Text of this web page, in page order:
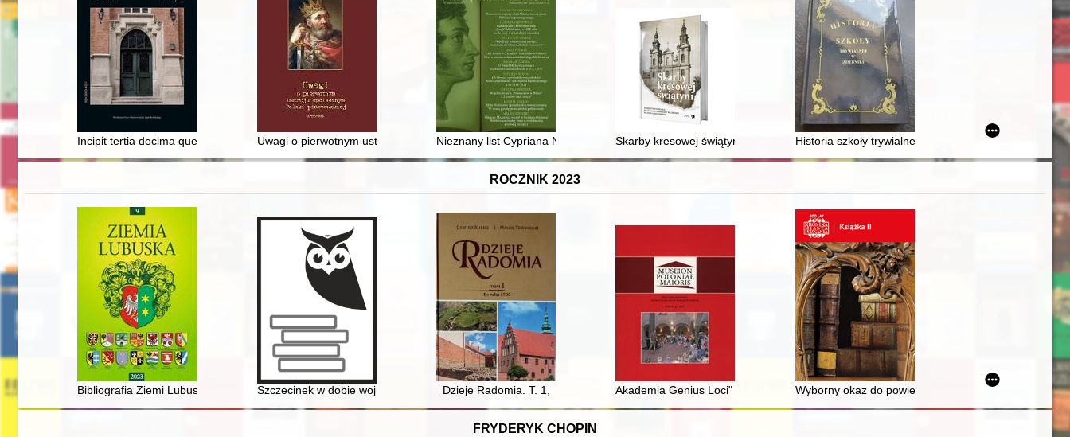
Incipit tertia decima que est de artificio zuchari - rozdział o sztuce cukierniczej w Lumen apothecariorum Quirica de Augustisa z 1492 roku i jego rola w badaniach nad genezą cukiernictwa
Uwagi o pierwotnym ustroju społecznym Polski piastowskiejNieznany list Cypriana Norwida do Charles’a Blanca (1813–1882)Skarby kresowej świątyni : dziedzictwo kościoła pw. św. Marii Magdaleny we Lwowie na
Historia szkoły trywialnej w Izdebniku
ROCZNIK 2023
Bibliografia Ziemi Lubuskiej za rok 2022 : (wybór wraz z uzupełnieniami za rok 2021)
Szczecinek w dobie wojny trzydziestoletniej : kwaterunki wojsk cesarskich i szwedzkich w mieście
Dzieje Radomia. T. 1, Akademia Genius Loci" : muzealnictwo integrujące = "Genius Loci Academy" : integrative
Wyborny okaz do powieści : o Pawle Edmundzie
FRYDERYK CHOPIN